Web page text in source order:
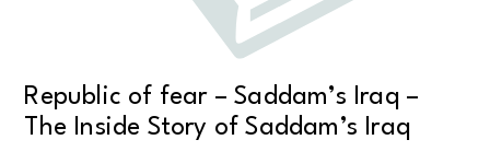
Republic of fear – Saddam’s Iraq –
The Inside Story of Saddam’s Iraq